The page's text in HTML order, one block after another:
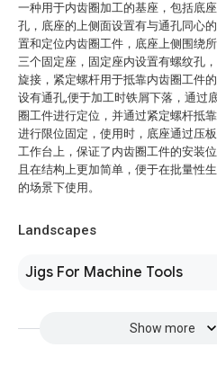
一种用于内齿圈加工的基座，包括底
孔，底座的上侧面设置有与通孔同心
置和定位内齿圈工件，底座上侧围绕
三个固定座，固定座内设置有螺纹孔
旋接，紧定螺杆用于抵靠内齿圈工件
设有通孔,便于加工时铁屑下落，通过
圈工件进行定位，并通过紧定螺杆抵
进行限位固定，使用时，底座通过压
工作台上，保证了内齿圈工件的安装
且在结构上更加简单，便于在批量性
的场景下使用。
Landscapes
Jigs For Machine Tools
Show more